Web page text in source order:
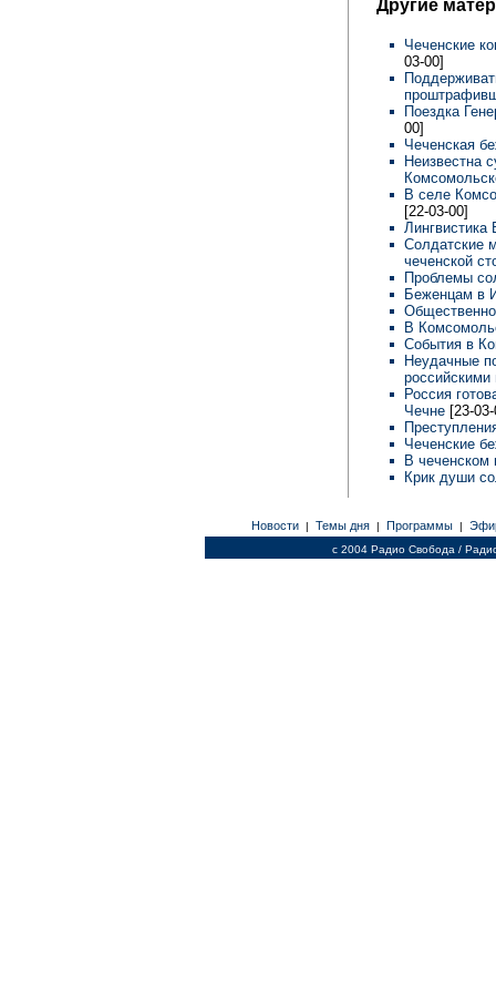
Другие
Чеченские
03-00]
Поездка
00]
Чеченская
Неизвестна
В селе
[22-03-00]
Солдатские
чеченской
Проблемы
Беженцам в
В
События в
Неудачные
российскими
Россия
Чечне [23-
Чеченские
В чеченском
Крик души
Новости | Темы дня | Программы |
c 2004 Радио Свобода /